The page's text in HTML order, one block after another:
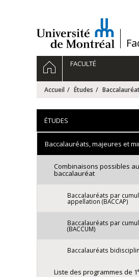
/
Navigation
principale
ACCUEILFACULTÉ
Accueil Études
ÉTUDES
Baccalauréats, majeures et
Combinaisons possibles au
baccalauréat
Baccalauréats par
appellation (BACCAP)
Baccalauréats par cumul
(BACCUM)
Baccalauréats
Liste des programmes de 1